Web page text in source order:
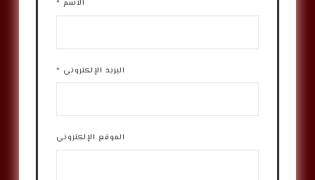
الاسم *
البريد الإلكتروني *
الموقع الإلكتروني